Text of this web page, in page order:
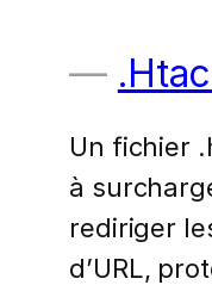
Un fichier
à
rediriger
d’URL,